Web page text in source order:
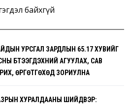
байхгүй
УРСГАЛ ЗАРДЛЫН 65.17 ХУВИЙГ
БҮТЭЭГДЭХҮҮНИЙ АГУУЛАХ, САВ
ӨРГӨТГӨХӨД ЗОРИУЛНА
ХУРАЛДААНЫ ШИЙДВЭР: